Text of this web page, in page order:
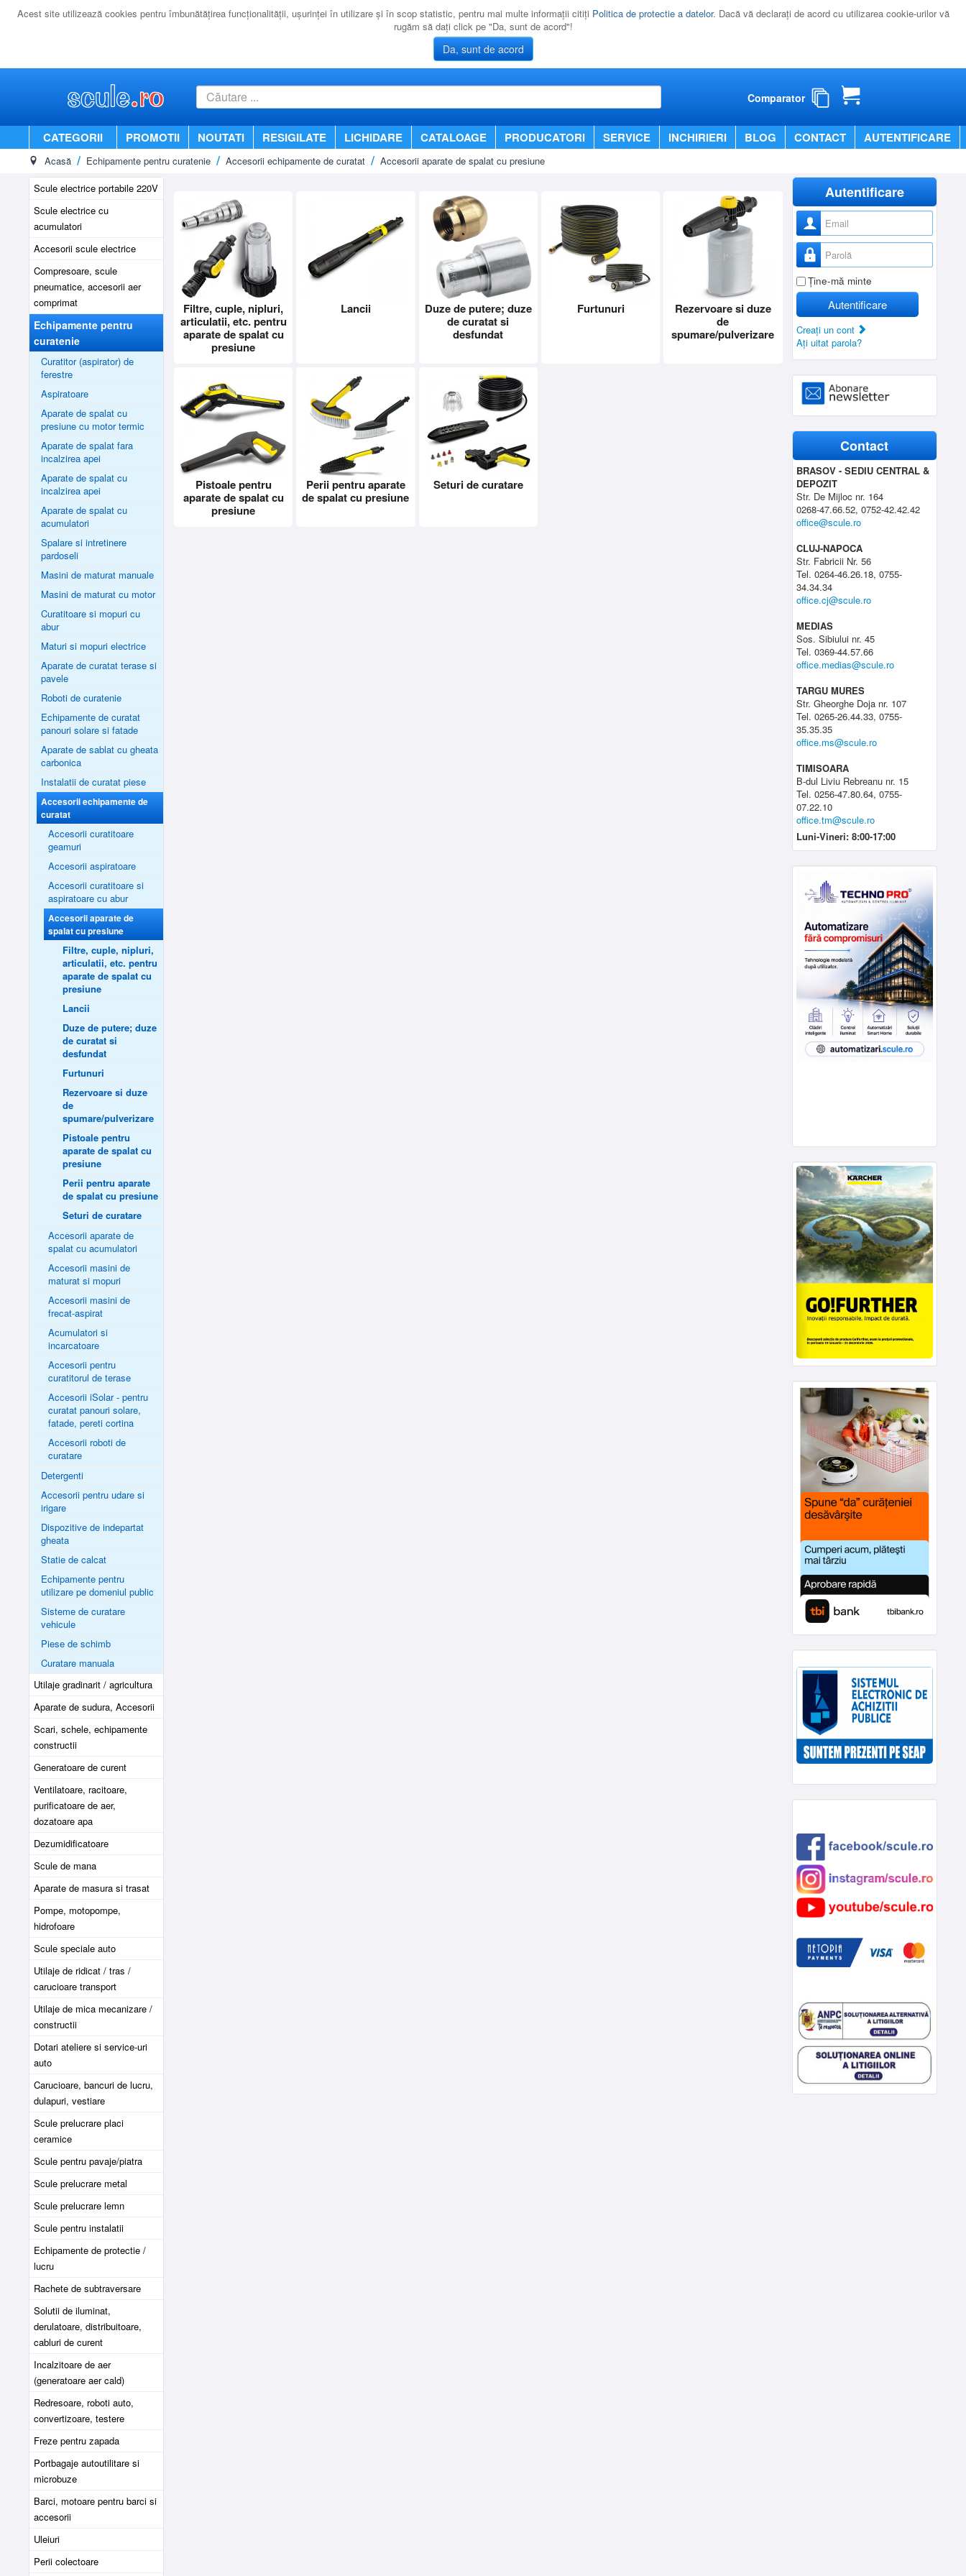
Acest site utilizează cookies pentru îmbunătăţirea funcţionalităţii, uşurinţei în utilizare şi în scop statistic, pentru mai multe informaţii citiţi Politica de protectie a datelor. Dacă vă declaraţi de acord cu utilizarea cookie-urilor vă
rugăm să daţi click pe "Da, sunt de acord"!
Da, sunt de acord
Comparator
CATEGORII PROMOTII NOUTATI RESIGILATE LICHIDARE CATALOAGE PRODUCATORI SERVICE INCHIRIERI BLOG CONTACT AUTENTIFICARE
Acasă Echipamente pentru curatenie Accesorii echipamente de curatat
Accesorii aparate de spalat cu presiune
Scule electrice portabile 220V
Scule electrice cu
acumulatori
Accesorii scule electrice
Compresoare, scule
pneumatice, accesorii aer
comprimat
Echipamente pentru
curatenie
Curatitor (aspirator) de
ferestre
Aspiratoare
Aparate de spalat cu
presiune cu motor termic
Aparate de spalat fara
incalzirea apei
Aparate de spalat cu
incalzirea apei
Aparate de spalat cu
acumulatori
Spalare si intretinere
pardoseli
Masini de maturat manuale
Masini de maturat cu motor
Curatitoare si mopuri cu
abur
Maturi si mopuri electrice
Aparate de curatat terase si
pavele
Roboti de curatenie
Echipamente de curatat
panouri solare si fatade
Aparate de sablat cu gheata
carbonica
Instalatii de curatat piese
Accesorii echipamente de
curatat
Accesorii curatitoare
geamuri
Accesorii aspiratoare
Accesorii curatitoare si
aspiratoare cu abur
Accesorii aparate de
spalat cu presiune
Filtre, cuple, nipluri,
articulatii, etc. pentru
aparate de spalat cu
presiune
Lancii
Duze de putere; duze
de curatat si
desfundat
Furtunuri
Rezervoare si duze
de
spumare/pulverizare
Pistoale pentru
aparate de spalat cu
presiune
Perii pentru aparate
de spalat cu presiune
Seturi de curatare
Accesorii aparate de
spalat cu acumulatori
Accesorii masini de
maturat si mopuri
Accesorii masini de
frecat-aspirat
Acumulatori si
incarcatoare
Accesorii pentru
curatitorul de terase
Accesorii iSolar - pentru
curatat panouri solare,
fatade, pereti cortina
Accesorii roboti de
curatare
Detergenti
Accesorii pentru udare si
irigare
Dispozitive de indepartat
gheata
Statie de calcat
Echipamente pentru
utilizare pe domeniul public
Sisteme de curatare
vehicule
Piese de schimb
Curatare manuala
Utilaje gradinarit / agricultura
Aparate de sudura, Accesorii
Scari, schele, echipamente
constructii
Generatoare de curent
Ventilatoare, racitoare,
purificatoare de aer,
dozatoare apa
Dezumidificatoare
Scule de mana
Aparate de masura si trasat
Pompe, motopompe,
hidrofoare
Scule speciale auto
Utilaje de ridicat / tras /
carucioare transport
Utilaje de mica mecanizare /
constructii
Dotari ateliere si service-uri
auto
Carucioare, bancuri de lucru,
dulapuri, vestiare
Scule prelucrare placi
ceramice
Scule pentru pavaje/piatra
Scule prelucrare metal
Scule prelucrare lemn
Scule pentru instalatii
Echipamente de protectie /
lucru
Rachete de subtraversare
Solutii de iluminat,
derulatoare, distribuitoare,
cabluri de curent
Incalzitoare de aer
(generatoare aer cald)
Redresoare, roboti auto,
convertizoare, testere
Freze pentru zapada
Portbagaje autoutilitare si
microbuze
Barci, motoare pentru barci si
accesorii
Uleiuri
Perii colectoare
Filtre, cuple, nipluri,
articulatii, etc. pentru
aparate de spalat cu
presiune
Lancii
Duze de putere; duze
de curatat si
desfundat
Furtunuri
Rezervoare si duze
de
spumare/pulverizare
Pistoale pentru
aparate de spalat cu
presiune
Perii pentru aparate
de spalat cu presiune
Seturi de curatare
Autentificare
Nume utilizator
Parolă
Ţine-mă minte
Autentificare
Creaţi un cont
Aţi uitat parola?
Contact
BRASOV - SEDIU CENTRAL &
DEPOZIT
Str. De Mijloc nr. 164
0268-47.66.52, 0752-42.42.42
office@scule.ro
CLUJ-NAPOCA
Str. Fabricii Nr. 56
Tel. 0264-46.26.18, 0755-
34.34.34
office.cj@scule.ro
MEDIAS
Sos. Sibiului nr. 45
Tel. 0369-44.57.66
office.medias@scule.ro
TARGU MURES
Str. Gheorghe Doja nr. 107
Tel. 0265-26.44.33, 0755-
35.35.35
office.ms@scule.ro
TIMISOARA
B-dul Liviu Rebreanu nr. 15
Tel. 0256-47.80.64, 0755-
07.22.10
office.tm@scule.ro
Luni-Vineri: 8:00-17:00